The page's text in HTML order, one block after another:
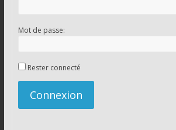
Mot de passe:
Rester connecté
Connexion